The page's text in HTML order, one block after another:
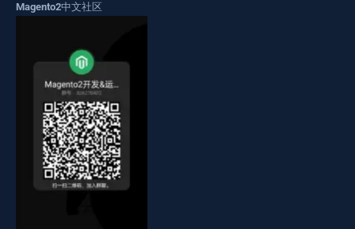
Magento2中文社区